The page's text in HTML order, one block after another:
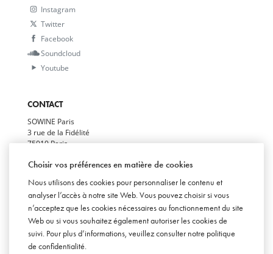
Instagram
Twitter
Facebook
Soundcloud
Youtube
CONTACT
SOWINE Paris
3 rue de la Fidélité
75010 Paris
SOWINE Bordeaux
29 allées de Tourny
33000 Bordeaux
+33(0)5 54 07 00 50
SOWINE Londres
Becket House
1 Lambeth Palace Rd
Choisir vos préférences en matière de cookies
Nous utilisons des cookies pour personnaliser le contenu et
analyser l’accès à notre site Web. Vous pouvez choisir si vous
n’acceptez que les cookies nécessaires au fonctionnement du site
Web ou si vous souhaitez également autoriser les cookies de
suivi. Pour plus d’informations, veuillez consulter notre politique
de confidentialité.